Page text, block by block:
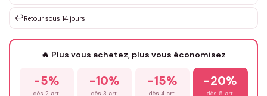
Votre texte / idée*
Prénom*
↩️Retour sous 14 jours
🔥 Plus vous achetez, plus vous économisez
-5%
dès 2 art.
-10%
dès 3 art.
-15%
dès 4 art.
-20%
dès 5 art.